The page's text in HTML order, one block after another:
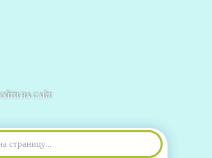
НА САЙТ
страницу...